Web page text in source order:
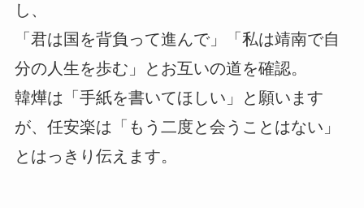
し、
「君は国を背負って進んで」「私は靖南で自
分の人生を歩む」とお互いの道を確認。
韓燁は「手紙を書いてほしい」と願います
が、任安楽は「もう二度と会うことはない」
とはっきり伝えます。